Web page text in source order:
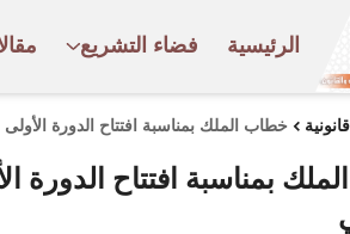
الرئيسية فضاء التشريع
خطاب الملك بمناسبة افتتاح الدورة الأولى
بمناسبة افتتاح الدورة